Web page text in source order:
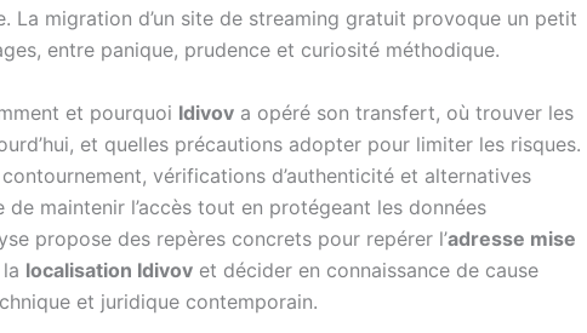
La migration d’un site de streaming gratuit provoque un petit
entre panique, prudence et curiosité méthodique.
et pourquoi Idivov a opéré son transfert, où trouver les
et quelles précautions adopter pour limiter les risques.
vérifications d’authenticité et alternatives
de maintenir l’accès tout en protégeant les données
propose des repères concrets pour repérer l’adresse mise
localisation Idivov et décider en connaissance de cause
et juridique contemporain.